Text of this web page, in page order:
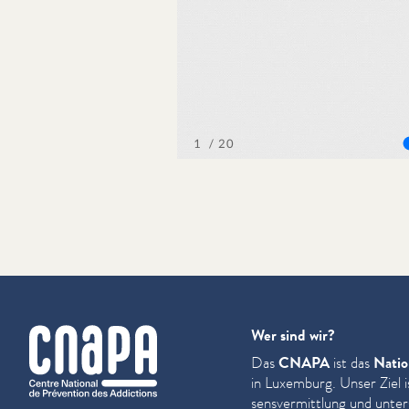
cnapa
Wer sind wir?
DasCNAPAist das
in Luxemburg. Unser
sensver­mit­tlung und